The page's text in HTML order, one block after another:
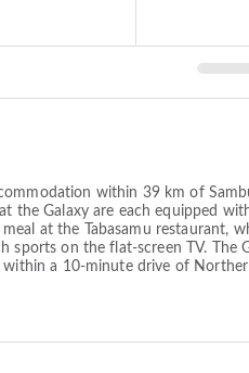
within 39 km of
Galaxy are each equipped
at the Tabasamu restaurant,
sports on the flat-screen TV.
a 10-minute drive of